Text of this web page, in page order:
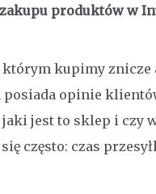
produktów w
kupimy
opinie
jest to sklep i czy
często: czas